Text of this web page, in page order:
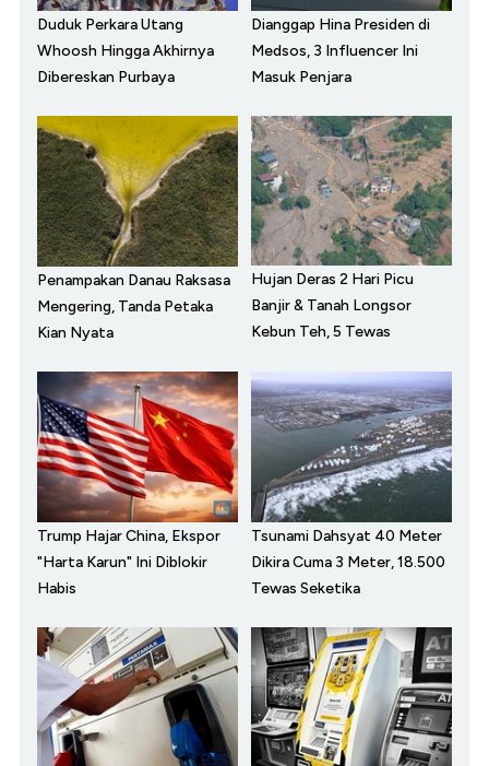
Duduk Perkara Utang
Whoosh Hingga Akhirnya
Dibereskan Purbaya
Dianggap Hina Presiden di
Medsos, 3 Influencer Ini
Masuk Penjara
Penampakan Danau Raksasa
Mengering, Tanda Petaka
Kian Nyata
Hujan Deras 2 Hari Picu
Banjir & Tanah Longsor
Kebun Teh, 5 Tewas
Trump Hajar China, Ekspor
"Harta Karun" Ini Diblokir
Habis
Tsunami Dahsyat 40 Meter
Dikira Cuma 3 Meter, 18.500
Tewas Seketika